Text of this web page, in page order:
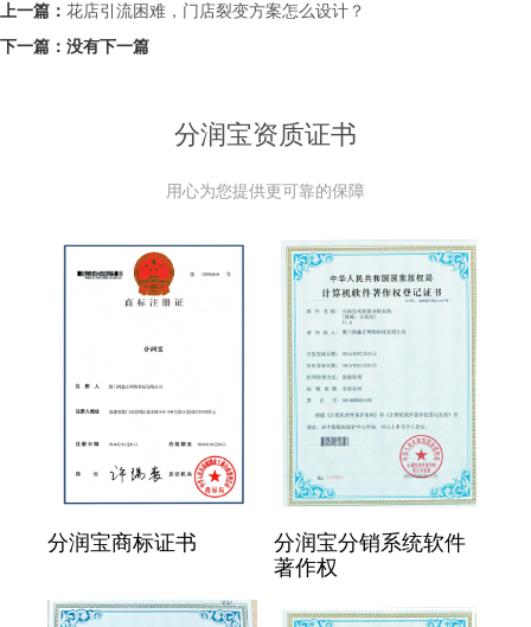
上一篇： 花店引流困难，门店裂变方案怎么设计？
下一篇： 没有下一篇
分润宝资质证书
用心为您提供更可靠的保障
分润宝商标证书
分润宝分销系统软件
著作权